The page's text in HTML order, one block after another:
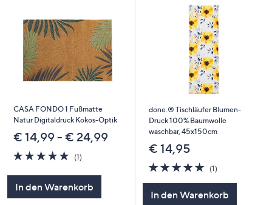
Touch-
Geräten
nach
links
bzw.
um
diese
anzuzeigen.
CASA FONDO 1 Fußmatte
Natur Digitaldruck Kokos-Optik
€ 14,99 - € 24,99
5.0
von
5
(1)1
In den Warenkorb
done.® Tischläufer Blumen-
Druck 100% Baumwolle
waschbar, 45x150cm
€ 14,95
5.0
von
(1)1
In den Warenkorb